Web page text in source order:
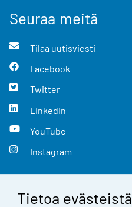
Tietoa evästeistä
Seuraa meitä
Tilaa uutisviesti
Facebook
Twitter
LinkedIn
YouTube
Instagram
Yhteystiedot